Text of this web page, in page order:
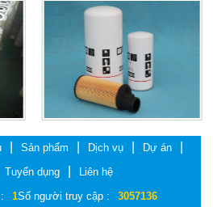
Sản phẩm Dịch vụ
Dự án
Tuyển dụng
Liên hệ
1Số người truy cập :